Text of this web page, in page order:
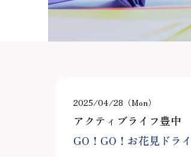
2025/04/28（Mon）
アクティブライフ豊中
GO！GO！お花見ドラ